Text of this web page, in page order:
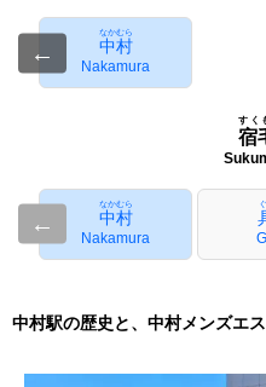
← 中村
なかむら
Nakamura
宿
すく
← 中村
なかむら
Nakamura
中村駅の歴史と、中村メンズエ